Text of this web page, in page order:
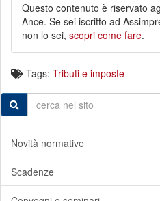
Questo contenuto è riservato
Ance. Se sei iscritto ad
non lo sei, scopri come fare.
Tags: Tributi e imposte
Novità normative
Scadenze